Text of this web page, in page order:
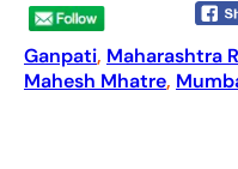
Ganpati, Maharashtra
Mahesh Mhatre,